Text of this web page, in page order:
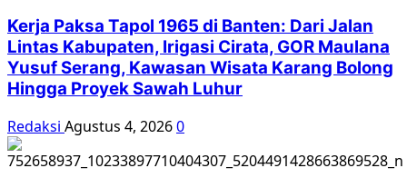
Kerja Paksa Tapol 1965 di Banten: Dari Jalan
Lintas Kabupaten, Irigasi Cirata, GOR Maulana
Yusuf Serang, Kawasan Wisata Karang Bolong
Hingga Proyek Sawah Luhur
Redaksi Agustus 4, 20260